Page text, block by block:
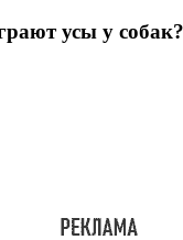
усы у собак?